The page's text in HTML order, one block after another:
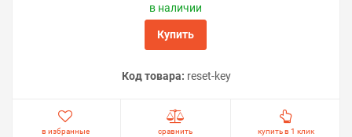
в наличии
Купить
Код товара: reset-key
в избранные сравнить купить в 1 клик